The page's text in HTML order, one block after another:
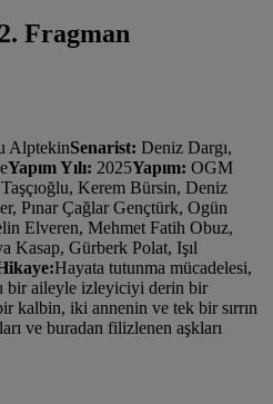
Fragman
AlptekinSenarist: Deniz Dargı,
Yapım Yılı: 2025Yapım: OGM
Kerem Bürsin, Deniz
Pınar Çağlar Gençtürk, Ogün
Elveren, Mehmet Fatih Obuz,
Kasap, Gürberk Polat, Işıl
Hayata tutunma mücadelesi,
bir aileyle izleyiciyi derin bir
kalbin, iki annenin ve tek bir sırrın
ve buradan filizlenen aşkları